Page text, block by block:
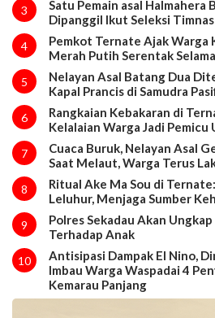
3
Satu Pemain asal Halmahera
Dipanggil Ikut Seleksi
4
Pemkot Ternate Ajak Warga
Merah Putih Serentak
5
Nelayan Asal Batang Dua
Kapal Prancis di Samudra
6
Rangkaian Kebakaran di
Kelalaian Warga Jadi Pemicu
7
Cuaca Buruk, Nelayan Asal
Saat Melaut, Warga Terus
8
Ritual Ake Ma Sou di
Leluhur, Menjaga Sumber
9
Polres Sekadau Akan
Terhadap Anak
10
Antisipasi Dampak El Nino,
Imbau Warga Waspadai 4
Kemarau Panjang